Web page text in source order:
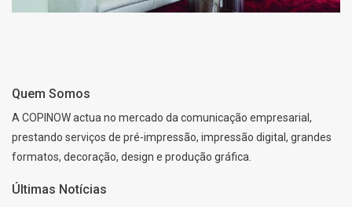
Quem Somos
A COPINOW actua no mercado da comunicação empresarial,
prestando serviços de pré-impressão, impressão digital, grandes
formatos, decoração, design e produção gráfica.
Últimas Notícias